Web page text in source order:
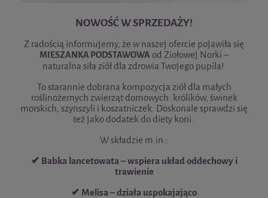
NOWOŚĆ W SPRZEDAŻY!
Z radością informujemy, że w naszej ofercie pojawiła się
MIESZANKA PODSTAWOWA od Ziołowej Norki –
naturalna siła ziół dla zdrowia Twojego pupila!
To starannie dobrana kompozycja ziół dla małych
roślinożernych zwierząt domowych: królików, świnek
morskich, szynszyli i koszatniczek. Doskonale sprawdzi się
też jako dodatek do diety koni.
W składzie m.in.:
✔ Babka lancetowata – wspiera układ oddechowy i
trawienie
✔ Melisa – działa uspokajająco